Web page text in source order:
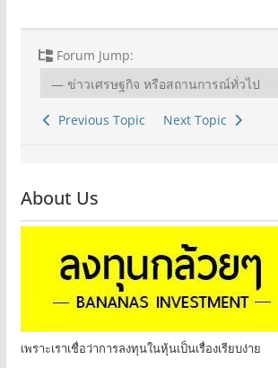
Forum Jump:
Previous Topic Next Topic
About Us
เพราะเราเชื่อว่าการลงทุนในหุ้นเป็นเรื่องเรียบง่าย